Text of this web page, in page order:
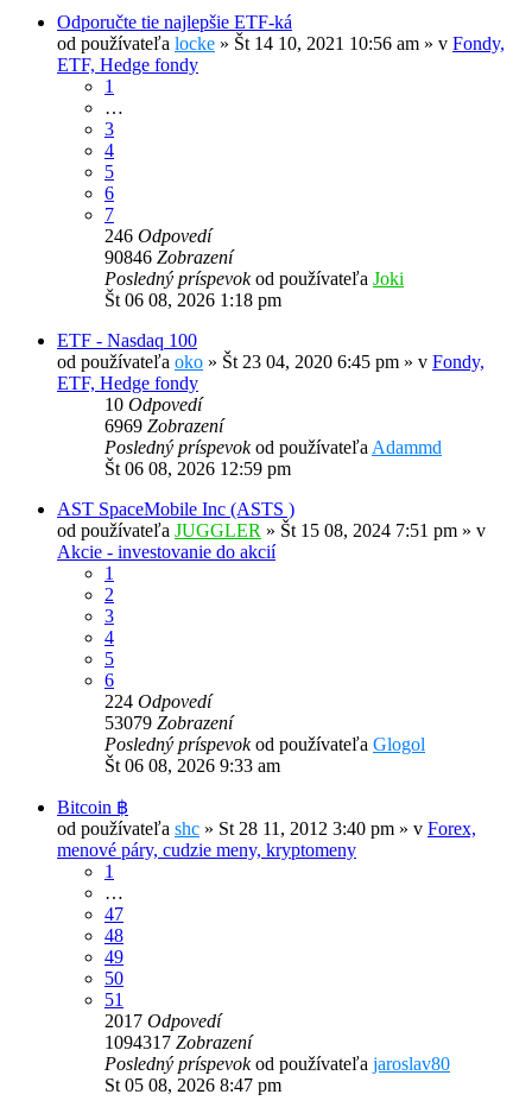
Odporučte tie najlepšie ETF-ká
od používateľa locke » Št 14 10, 2021 10:56 am » v Fondy,
ETF, Hedge fondy
1
…
3
4
5
6
7
246 Odpovedí
90846 Zobrazení
Posledný príspevokod používateľa Joki
Št 06 08, 2026 1:18 pm
ETF - Nasdaq 100
od používateľa oko » Št 23 04, 2020 6:45 pm » v Fondy,
ETF, Hedge fondy
10 Odpovedí
6969 Zobrazení
Posledný príspevokod používateľaAdammd
Št 06 08, 2026 12:59 pm
AST SpaceMobile Inc (ASTS )
od používateľa JUGGLER » Št 15 08, 2024 7:51 pm » v
Akcie - investovanie do akcií
1
2
3
4
5
6
224 Odpovedí
53079 Zobrazení
Posledný príspevokod používateľa Glogol
Št 06 08, 2026 9:33 am
Bitcoin ฿
od používateľa shc » St 28 11, 2012 3:40 pm » v Forex,
menové páry, cudzie meny, kryptomeny
1
…
47
48
49
50
51
2017 Odpovedí
1094317 Zobrazení
Posledný príspevokod používateľa jaroslav80
St 05 08, 2026 8:47 pm